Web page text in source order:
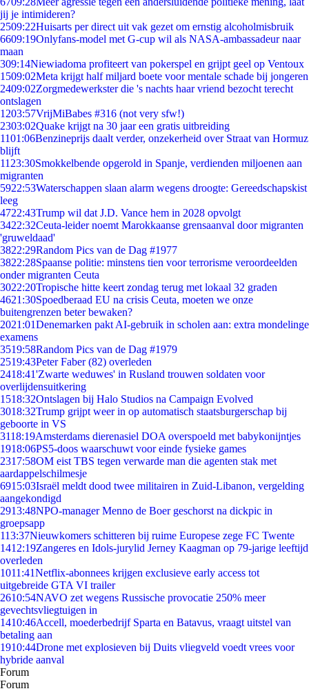
jij je intimideren?
2509:22Huisarts per direct uit vak gezet om ernstig alcoholmisbruik
6609:19Onlyfans-model met G-cup wil als NASA-ambassadeur naar
maan
309:14Niewiadoma profiteert van pokerspel en grijpt geel op Ventoux
1509:02Meta krijgt half miljard boete voor mentale schade bij jongeren
2409:02Zorgmedewerkster die 's nachts haar vriend bezocht terecht
ontslagen
1203:57VrijMiBabes #316 (not very sfw!)
2303:02Quake krijgt na 30 jaar een gratis uitbreiding
1101:06Benzineprijs daalt verder, onzekerheid over Straat van Hormuz
blijft
11 23:30Smokkelbende opgerold in Spanje, verdienden miljoenen aan
migranten
5922:53Waterschappen slaan alarm wegens droogte: Gereedschapskist
leeg
4722:43Trump wil dat J.D. Vance hem in 2028 opvolgt
3422:32Ceuta-leider noemt Marokkaanse grensaanval door migranten
'gruweldaad'
3822:29Random Pics van de Dag #1977
3822:28Spaanse politie: minstens tien voor terrorisme veroordeelden
onder migranten Ceuta
3022:20Tropische hitte keert zondag terug met lokaal 32 graden
4621:30Spoedberaad EU na crisis Ceuta, moeten we onze
buitengrenzen beter bewaken?
2021:01Denemarken pakt AI-gebruik in scholen aan: extra mondelinge
examens
3519:58Random Pics van de Dag #1979
2519:43Peter Faber (82) overleden
2418:41'Zwarte weduwes' in Rusland trouwen soldaten voor
overlijdensuitkering
1518:32Ontslagen bij Halo Studios na Campaign Evolved
3018:32Trump grijpt weer in op automatisch staatsburgerschap bij
geboorte in VS
3118:19Amsterdams dierenasiel DOA overspoeld met babykonijntjes
1918:06PS5-doos waarschuwt voor einde fysieke games
2317:58OM eist TBS tegen verwarde man die agenten stak met
aardappelschilmesje
6915:03Israël meldt dood twee militairen in Zuid-Libanon, vergelding
aangekondigd
2913:48NPO-manager Menno de Boer geschorst na dickpic in
groepsapp
113:37Nieuwkomers schitteren bij ruime Europese zege FC Twente
1412:19Zangeres en Idols-jurylid Jerney Kaagman op 79-jarige leeftijd
overleden
1011:41Netflix-abonnees krijgen exclusieve early access tot
uitgebreide GTA VI trailer
2610:54NAVO zet wegens Russische provocatie 250% meer
gevechtsvliegtuigen in
1410:46Accell, moederbedrijf Sparta en Batavus, vraagt uitstel van
betaling aan
1910:44Drone met explosieven bij Duits vliegveld voedt vrees voor
hybride aanval
Forum
Forum